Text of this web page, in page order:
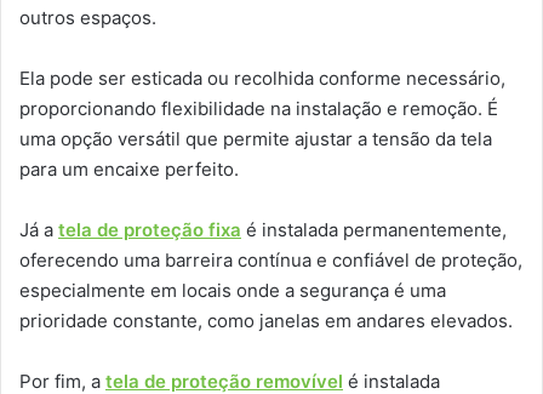
outros espaços.
Ela pode ser esticada ou recolhida conforme necessário,
proporcionando flexibilidade na instalação e remoção. É
uma opção versátil que permite ajustar a tensão da tela
para um encaixe perfeito.
Já a tela de proteção fixa é instalada permanentemente,
oferecendo uma barreira contínua e confiável de proteção,
especialmente em locais onde a segurança é uma
prioridade constante, como janelas em andares elevados.
Por fim, a tela de proteção removível é instalada